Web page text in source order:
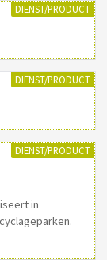
DIENST/PRODUCT
DIENST/PRODUCT
DIENST/PRODUCT
in